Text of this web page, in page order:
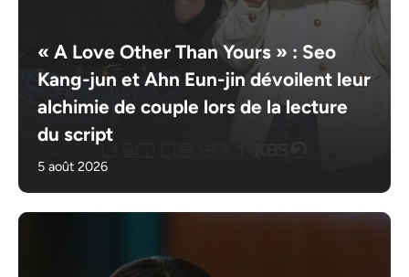
« A Love Other Than Yours » : Seo
Kang-jun et Ahn Eun-jin dévoilent leur
alchimie de couple lors de la lecture
du script
5 août 2026